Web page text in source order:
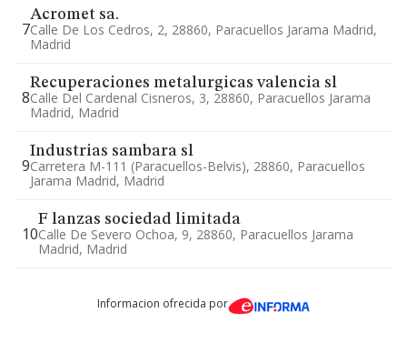
7
Acromet sa.
Calle De Los Cedros, 2, 28860, Paracuellos Jarama Madrid,
Madrid
8
Recuperaciones metalurgicas valencia sl
Calle Del Cardenal Cisneros, 3, 28860, Paracuellos Jarama
Madrid, Madrid
9
Industrias sambara sl
Carretera M-111 (paracuellos-Belvis), 28860, Paracuellos
Jarama Madrid, Madrid
10
F lanzas sociedad limitada
Calle De Severo Ochoa, 9, 28860, Paracuellos Jarama
Madrid, Madrid
Informacion ofrecida por